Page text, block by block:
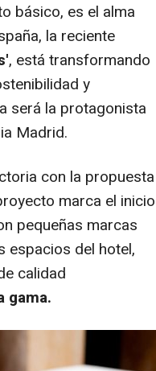
básico, es el alma
la reciente
, está transformando
y
será la protagonista
Madrid.
con la propuesta
marca el inicio
pequeñas marcas
espacios del hotel,
calidad
gama.